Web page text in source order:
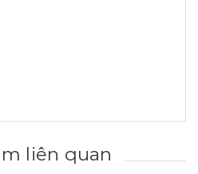
liên quan